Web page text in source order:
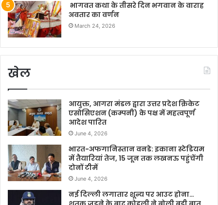
भागवत कथा के तीसरे दिन भगवान के वाराह
अवतार का वर्णन
March 24, 2026
खेल
आयुक्त, आगरा मंडल द्वारा उत्तर प्रदेश क्रिकेट
एसोसिएशन (कम्पनी) के पक्ष में महत्वपूर्ण
आदेश पारित
June 4, 2026
भारत-अफगानिस्तान वनडे: इकाना स्टेडियम
में तैयारियां तेज, 15 जून तक लखनऊ पहुंचेंगी
दोनों टीमें
June 4, 2026
नई दिल्ली लगातार शून्य पर आउट होना…